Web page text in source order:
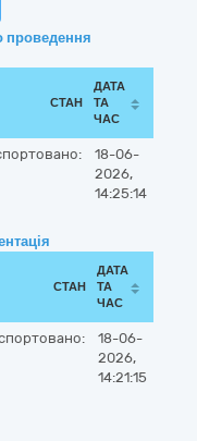
проведення
СТАН
ДАТА
ТА
ЧАС
18-06-
2026,
14:25:14
СТАН
ДАТА
ТА
ЧАС
18-06-
2026,
14:21:15